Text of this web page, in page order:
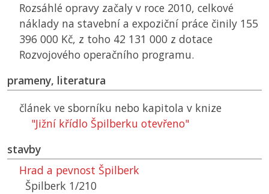
Rozsáhlé opravy začaly v roce 2010, celkové
náklady na stavební a expoziční práce činily 155
396 000 Kč, z toho 42 131 000 z dotace
Rozvojového operačního programu.
prameny, literatura
článek ve sborníku nebo kapitola v knize
"Jižní křídlo Špilberku otevřeno"
stavby
Hrad a pevnost Špilberk
Špilberk 1/210